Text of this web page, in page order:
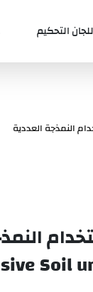
التحكيم
النمذجة العددية
Soil